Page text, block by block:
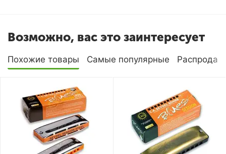
Возможно, вас это заинтересует
Похожие товары Самые популярные